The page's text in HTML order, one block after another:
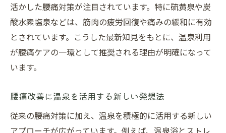
活かした腰痛対策が注目されています。特に硫黄泉や炭
酸水素塩泉などは、筋肉の疲労回復や痛みの緩和に有効
とされています。こうした最新知見をもとに、温泉利用
が腰痛ケアの一環として推奨される理由が明確になって
います。
腰痛改善に温泉を活用する新しい発想法
従来の腰痛対策に加え、温泉を積極的に活用する新しい